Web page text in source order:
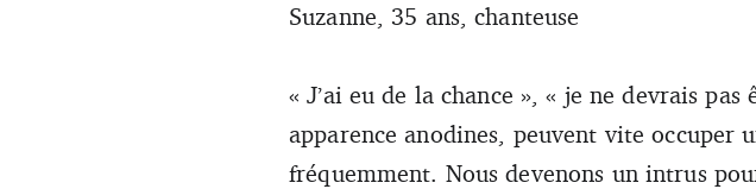
Suzanne, 35 ans, chanteuse
« J’ai eu de la chance », « je ne devrais
apparence anodines, peuvent vite occuper
fréquemment. Nous devenons un intrus